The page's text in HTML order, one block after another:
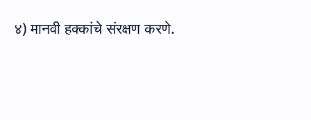
४) मानवी हक्कांचे संरक्षण करणे.